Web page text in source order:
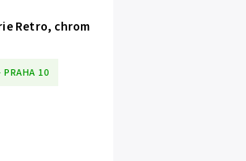
Retro, chrom
PRAHA 10